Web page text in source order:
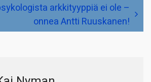
arkkityyppiä ei ole –
onnea Antti Ruuskanen!